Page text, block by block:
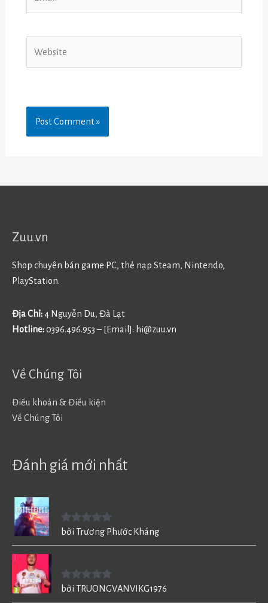
Zuu.vn
Shop chuyên bán game PC, thẻ nạp Steam, Nintendo,
PlayStation.
Địa Chỉ:4 Nguyễn Du, Đà Lạt
Hotline:0396.496.953 – [Email]: hi@zuu.vn
Về Chúng Tôi
Điều khoản & Điều kiện
Về Chúng Tôi
Đánh giá mới nhất
Được xếp
bởi Trương Phước Kháng
Được xếp
bởi TRUONGVANVIKG1976